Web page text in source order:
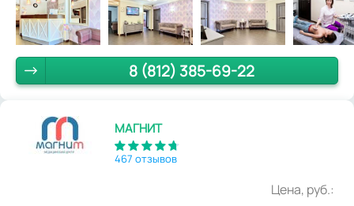
8 (812) 385-69-22
МАГНИТ
467 отзывов
Цена, руб.: